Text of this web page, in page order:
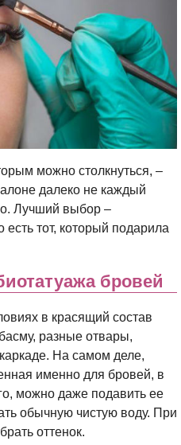
можно столкнуться, –
далеко не каждый
Лучший выбор –
тот, который подарила
бровей
в красящий состав
разные отвары,
На самом деле,
именно для бровей, в
можно даже подавить ее
обычную чистую воду. При
оттенок.